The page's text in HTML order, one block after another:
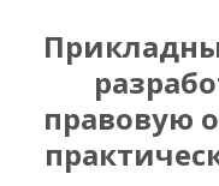
правовую